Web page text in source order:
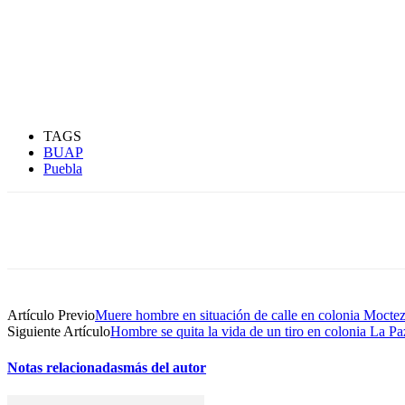
TAGS
BUAP
Puebla
Artículo PrevioMuere hombre en situación de calle en colonia
Siguiente ArtículoHombre se quita la vida de un tiro en colonia La
Notas relacionadasmás del autor